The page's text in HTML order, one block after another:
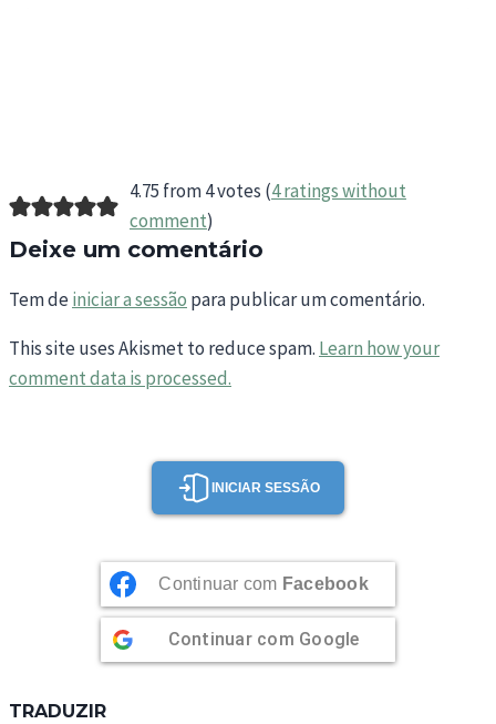
4.75 from 4 votes (4 ratings without
comment)
Deixe um comentário
Tem deiniciar a sessão para publicar um comentário.
This site uses Akismet to reduce spam. Learn how your
comment data is processed.
INICIAR SESSÃO
Continuar com Facebook
Continuar com Google
TRADUZIR